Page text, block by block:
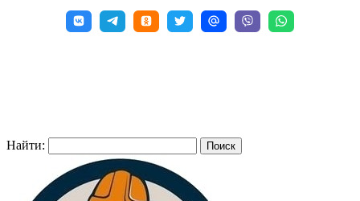
Найти: